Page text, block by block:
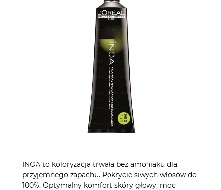
INOA to koloryzacja trwała bez amoniaku dla
przyjemnego zapachu. Pokrycie siwych włosów do
100%. Optymalny komfort skóry głowy, moc